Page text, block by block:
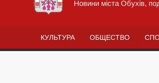
Новини міста Обухів,
КУЛЬТУРА ОБЩЕСТВО